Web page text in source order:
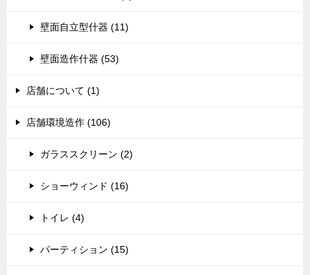
壁面自立型什器 (11)
壁面造作什器 (53)
店舗について (1)
店舗環境造作 (106)
ガラススクリーン (2)
ショーウィンド (16)
トイレ (4)
パーティション (15)